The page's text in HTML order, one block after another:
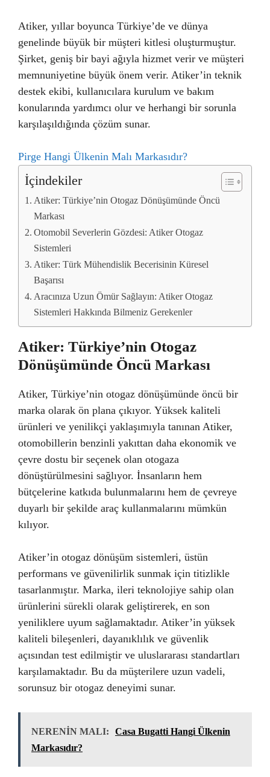
Atiker, yıllar boyunca Türkiye’de ve dünya
genelinde büyük bir müşteri kitlesi oluşturmuştur.
Şirket, geniş bir bayi ağıyla hizmet verir ve müşteri
memnuniyetine büyük önem verir. Atiker’in teknik
destek ekibi, kullanıcılara kurulum ve bakım
konularında yardımcı olur ve herhangi bir sorunla
karşılaşıldığında çözüm sunar.
Pirge Hangi Ülkenin Malı Markasıdır?
İçindekiler
Atiker: Türkiye’nin Otogaz Dönüşümünde Öncü
Markası
Otomobil Severlerin Gözdesi: Atiker Otogaz
Sistemleri
Atiker: Türk Mühendislik Becerisinin Küresel
Başarısı
Aracınıza Uzun Ömür Sağlayın: Atiker Otogaz
Sistemleri Hakkında Bilmeniz Gerekenler
Atiker: Türkiye’nin Otogaz
Dönüşümünde Öncü Markası
Atiker, Türkiye’nin otogaz dönüşümünde öncü bir
marka olarak ön plana çıkıyor. Yüksek kaliteli
ürünleri ve yenilikçi yaklaşımıyla tanınan Atiker,
otomobillerin benzinli yakıttan daha ekonomik ve
çevre dostu bir seçenek olan otogaza
dönüştürülmesini sağlıyor. İnsanların hem
bütçelerine katkıda bulunmalarını hem de çevreye
duyarlı bir şekilde araç kullanmalarını mümkün
kılıyor.
Atiker’in otogaz dönüşüm sistemleri, üstün
performans ve güvenilirlik sunmak için titizlikle
tasarlanmıştır. Marka, ileri teknolojiye sahip olan
ürünlerini sürekli olarak geliştirerek, en son
yeniliklere uyum sağlamaktadır. Atiker’in yüksek
kaliteli bileşenleri, dayanıklılık ve güvenlik
açısından test edilmiştir ve uluslararası standartları
karşılamaktadır. Bu da müşterilere uzun vadeli,
sorunsuz bir otogaz deneyimi sunar.
NERENİN MALI:
Casa Bugatti Hangi Ülkenin
Markasıdır?